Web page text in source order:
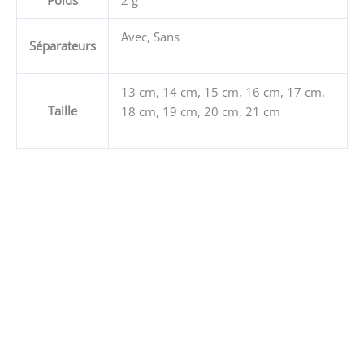
Séparateurs
Avec, Sans
Taille
13 cm, 14 cm, 15 cm, 16 cm, 17 cm,
18 cm, 19 cm, 20 cm, 21 cm